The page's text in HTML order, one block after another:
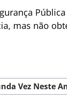
Pública
mas não
Vez Neste